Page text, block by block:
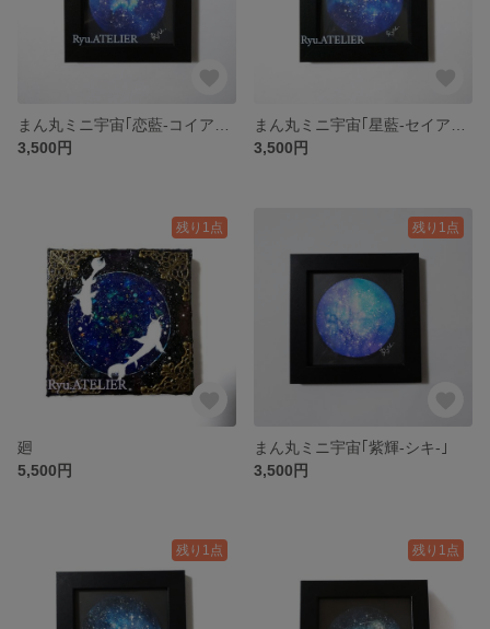
3,500円
3,500円
残り1点
廻
5,500円
残り1点
まん丸ミニ宇宙｢紫輝-シキ-｣
3,500円
残り1点 残り1点